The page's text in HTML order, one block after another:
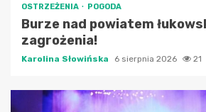
OSTRZEŻENIA POGODA
Burze nad powiatem
zagrożenia!
Karolina Słowińska 6 sierpnia 2026 21